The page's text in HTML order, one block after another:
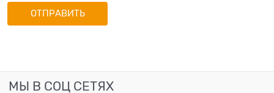
МЫ В СОЦ СЕТЯХ